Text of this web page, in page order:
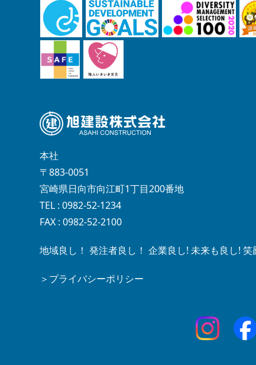
本社
〒883-0051
宮崎県日向市向江町1丁目200番地
TEL : 0982-52-1234
FAX : 0982-52-2100
地域良し！ 発注者良し！ 企業良し! 未来も良し!
＞プライバシーポリシー